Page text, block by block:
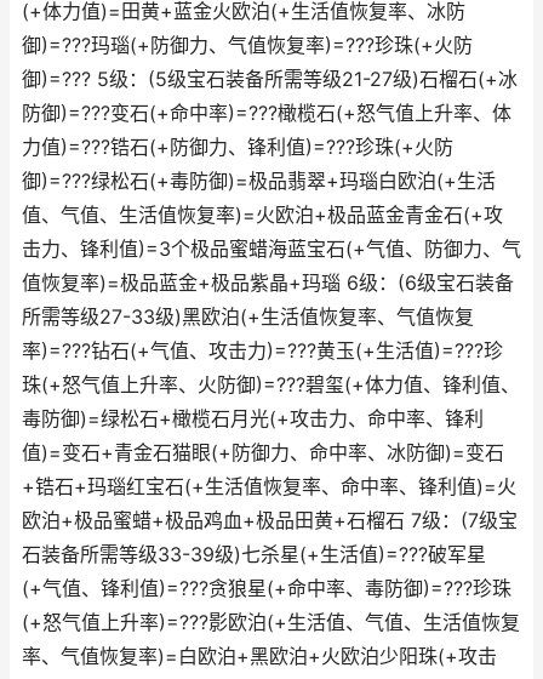
(+体力值)=田黄+蓝金火欧泊(+生活值恢复率、冰防
御)=???玛瑙(+防御力、气值恢复率)=???珍珠(+火防
御)=??? 5级：(5级宝石装备所需等级21-27级)石榴石(+冰
防御)=???变石(+命中率)=???橄榄石(+怒气值上升率、体
力值)=???锆石(+防御力、锋利值)=???珍珠(+火防
御)=???绿松石(+毒防御)=极品翡翠+玛瑙白欧泊(+生活
值、气值、生活值恢复率)=火欧泊+极品蓝金青金石(+攻
击力、锋利值)=3个极品蜜蜡海蓝宝石(+气值、防御力、气
值恢复率)=极品蓝金+极品紫晶+玛瑙 6级：(6级宝石装备
所需等级27-33级)黑欧泊(+生活值恢复率、气值恢复
率)=???钻石(+气值、攻击力)=???黄玉(+生活值)=???珍
珠(+怒气值上升率、火防御)=???碧玺(+体力值、锋利值、
毒防御)=绿松石+橄榄石月光(+攻击力、命中率、锋利
值)=变石+青金石猫眼(+防御力、命中率、冰防御)=变石
+锆石+玛瑙红宝石(+生活值恢复率、命中率、锋利值)=火
欧泊+极品蜜蜡+极品鸡血+极品田黄+石榴石 7级：(7级宝
石装备所需等级33-39级)七杀星(+生活值)=???破军星
(+气值、锋利值)=???贪狼星(+命中率、毒防御)=???珍珠
(+怒气值上升率)=???影欧泊(+生活值、气值、生活值恢复
率、气值恢复率)=白欧泊+黑欧泊+火欧泊少阳珠(+攻击